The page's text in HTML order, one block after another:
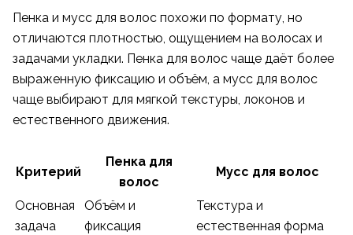
Пенка и мусс для волос похожи по формату, но
отличаются плотностью, ощущением на волосах и
задачами укладки. Пенка для волос чаще даёт более
выраженную фиксацию и объём, а мусс для волос
чаще выбирают для мягкой текстуры, локонов и
естественного движения.
Критерий
Пенка для
волос
Мусс для волос
Основная
задача
Объём и
фиксация
Текстура и
естественная форма